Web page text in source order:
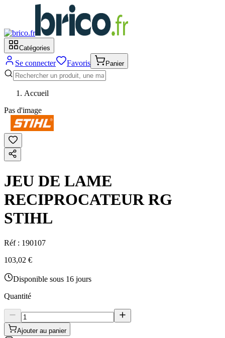
Catégories
Se connecter Favoris Panier
Accueil
Pas d'image
JEU DE LAME
RECIPROCATEUR RG
STIHL
Réf : 190107
103,02 €
Disponible sous 16 jours
Quantité
Ajouter au panier